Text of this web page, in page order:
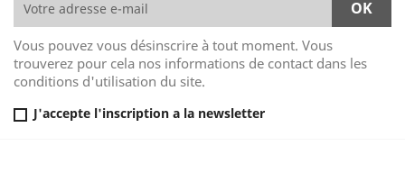
Vous pouvez vous désinscrire à tout moment. Vous
trouverez pour cela nos informations de contact dans les
conditions d'utilisation du site.
J'accepte l'inscription a la newsletter